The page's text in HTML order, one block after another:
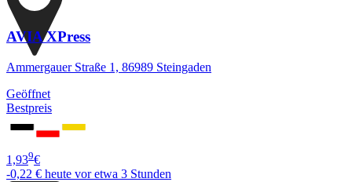
AVIA XPress
Ammergauer Straße 1, 86989 Steingaden
Geöffnet
Bestpreis
1,939€
-0,22 € heute vor etwa 3 Stunden